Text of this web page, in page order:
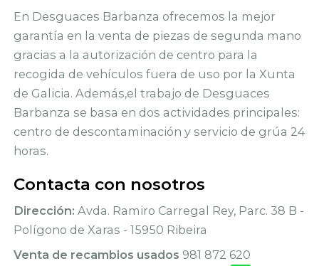
En Desguaces Barbanza ofrecemos la mejor
garantía en la venta de piezas de segunda mano
gracias a la autorización de centro para la
recogida de vehículos fuera de uso por la Xunta
de Galicia. Además,el trabajo de Desguaces
Barbanza se basa en dos actividades principales:
centro de descontaminación y servicio de grúa 24
horas.
Contacta con nosotros
Dirección: Avda. Ramiro Carregal Rey, Parc. 38 B -
Polígono de Xaras - 15950 Ribeira
Venta de recambios usados 981 872 620